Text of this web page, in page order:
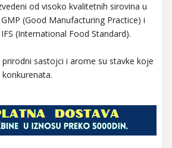
od visoko kvalitetnih sirovina u
(Good Manufacturing Practice) i
(International Food Standard).
prirodni sastojci i arome su stavke koje
konkurenata.